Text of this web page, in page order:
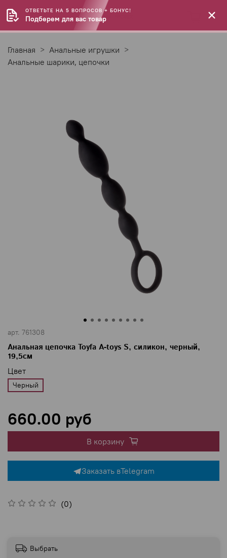
Главная
Анальные игрушки
Анальные шарики, цепочки
арт. 761308
Анальная цепочка Toyfa A-toys S, силикон, черный,
19,5см
(0)
Цвет
Черный
660.00 руб
В корзину
Заказать вTelegram
Выбрать
ОТВЕТЬТЕ НА 5 ВОПРОСОВ + БОНУС!
Подберем для вас товар